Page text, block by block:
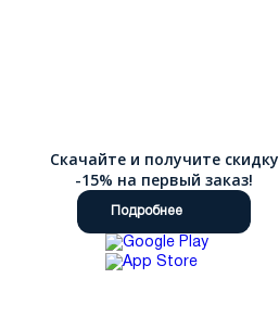
Скачайте и получите скидку
-15% на первый заказ!
Подробнее